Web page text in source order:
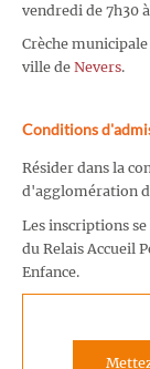
vendredi de 7h30
Crèche
ville de Nevers.
Conditions
Résider dans la
d'agglomération
Les inscriptions
du Relais Accueil
Enfance.